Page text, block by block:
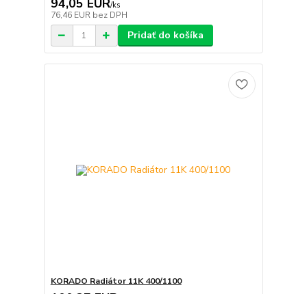
94,05 EUR/ks
76,46 EUR bez DPH
Pridať do košíka
KORADO Radiátor 11K 400/1100